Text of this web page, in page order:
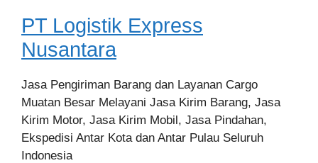
PT Logistik Express
Nusantara
Jasa Pengiriman Barang dan Layanan Cargo
Muatan Besar Melayani Jasa Kirim Barang, Jasa
Kirim Motor, Jasa Kirim Mobil, Jasa Pindahan,
Ekspedisi Antar Kota dan Antar Pulau Seluruh
Indonesia